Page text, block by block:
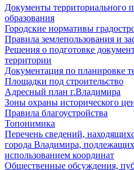
Документы территориального
образования
Городские нормативы
Правила землепользования и
Решения о подготовке
территории
Документация по планировке
Площадки под строительство
Адресный план г.Владимира
Зоны охраны исторического
Правила благоустройства
Топонимика
Перечень сведений,
города Владимира,
использованием координат
Общественные обсуждения,